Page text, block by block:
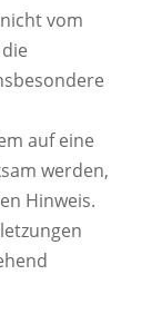
vom
auf eine
werden,
Hinweis.